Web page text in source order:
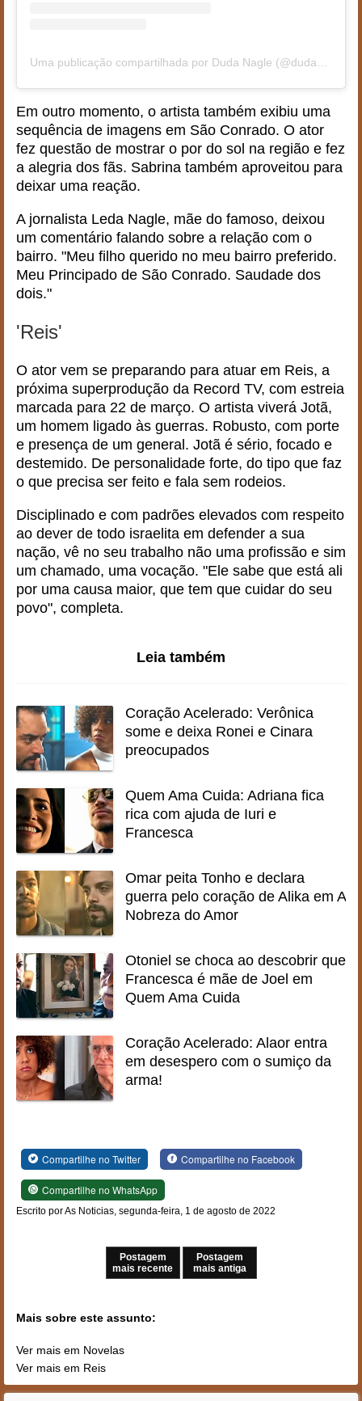
Em outro momento, o artista também exibiu uma
sequência de imagens em São Conrado. O ator
fez questão de mostrar o por do sol na região e fez
a alegria dos fãs. Sabrina também aproveitou para
deixar uma reação.
A jornalista Leda Nagle, mãe do famoso, deixou
um comentário falando sobre a relação com o
bairro. "Meu filho querido no meu bairro preferido.
Meu Principado de São Conrado. Saudade dos
dois."
'Reis'
O ator vem se preparando para atuar em Reis, a
próxima superprodução da Record TV, com estreia
marcada para 22 de março. O artista viverá Jotã,
um homem ligado às guerras. Robusto, com porte
e presença de um general. Jotã é sério, focado e
destemido. De personalidade forte, do tipo que faz
o que precisa ser feito e fala sem rodeios.
Disciplinado e com padrões elevados com respeito
ao dever de todo israelita em defender a sua
nação, vê no seu trabalho não uma profissão e sim
um chamado, uma vocação. "Ele sabe que está ali
por uma causa maior, que tem que cuidar do seu
povo", completa.
Leia também
Coração Acelerado: Verônica
some e deixa Ronei e Cinara
preocupados
Quem Ama Cuida: Adriana fica
rica com ajuda de Iuri e
Francesca
Omar peita Tonho e declara
guerra pelo coração de Alika em A
Nobreza do Amor
Otoniel se choca ao descobrir que
Francesca é mãe de Joel em
Quem Ama Cuida
Coração Acelerado: Alaor entra
em desespero com o sumiço da
arma!
Compartilhe no Twitter Compartilhe no Facebook
Compartilhe no WhatsApp
Escrito por As Noticias, segunda-feira, 1 de agosto de 2022
Postagem
mais recente
Postagem
mais antiga
Mais sobre este assunto:
Ver mais em Novelas
Ver mais em Reis